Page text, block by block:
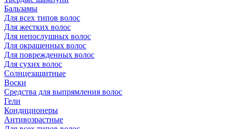
Бальзамы
Для всех типов волос
Для жестких волос
Для непослушных волос
Для окрашенных волос
Для поврежденных волос
Для сухих волос
Солнцезащитные
Воски
Средства для выпрямления волос
Гели
Кондиционеры
Антивозрастные